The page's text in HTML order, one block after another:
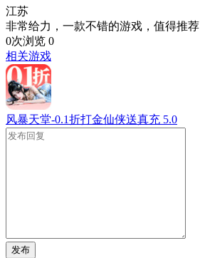
江苏
非常给力，一款不错的游戏，值得推荐
0次浏览 0
相关游戏
风暴天堂-0.1折打金仙侠送真充 5.0
发布